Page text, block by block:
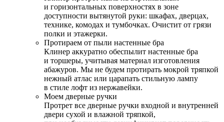
и горизонтальных поверхностях в зоне
доступности вытянутой руки: шкафах, дверцах,
технике, комодах и тумбочках. Очистит от грязи
полки и этажерки.
Протираем от пыли настенные бра
Клинер аккуратно обеспылит настенные бра
и торшеры, учитывая материал изготовления
абажуров. Мы не будем протирать мокрой тряпкой
нежный атлас или царапать стильную лампу
в стиле лофт из нержавейки.
Моем дверные ручки
Протрет все дверные ручки входной и внутренней
двери сухой и влажной тряпкой,